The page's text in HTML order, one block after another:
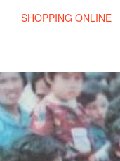
SHOPPING ONLINE